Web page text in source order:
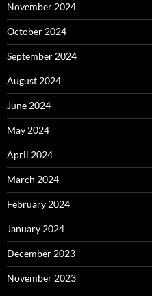
November 2024
October 2024
September 2024
August 2024
June 2024
May 2024
April 2024
March 2024
February 2024
January 2024
December 2023
November 2023